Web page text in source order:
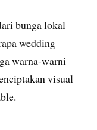
bunga lokal
wedding
warna-warni
visual